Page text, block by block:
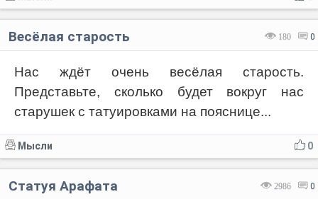
180 0
Весёлая старость
Нас ждёт очень весёлая старость.
Представьте, сколько будет вокруг нас
старушек с татуировками на пояснице...
0
Мысли
2986 0
Статуя Арафата